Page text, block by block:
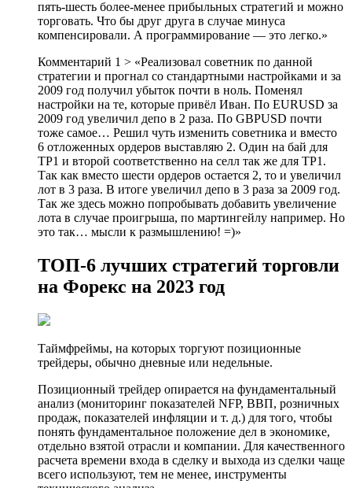
пять-шесть более-менее прибыльных стратегий и можно
торговать. Что бы друг друга в случае минуса
компенсировали. А программирование — это легко.»
Комментарий 1 > «Реализовал советник по данной
стратегии и прогнал со стандартными настройками и за
2009 год получил убыток почти в ноль. Поменял
настройки на те, которые привёл Иван. По EURUSD за
2009 год увеличил депо в 2 раза. По GBPUSD почти
тоже самое… Решил чуть изменить советника и вместо
6 отложенных ордеров выставляю 2. Один на бай для
TP1 и второй соответственно на селл так же для TP1.
Так как вместо шести ордеров остается 2, то и увеличил
лот в 3 раза. В итоге увеличил депо в 3 раза за 2009 год.
Так же здесь можно попробывать добавить увеличение
лота в случае проигрыша, по мартингейлу например. Но
это так… мысли к размышлению! =)»
ТОП-6 лучших стратегий торговли
на Форекс на 2023 год
Таймфреймы, на которых торгуют позиционные
трейдеры, обычно дневные или недельные.
Позиционный трейдер опирается на фундаментальный
анализ (мониторинг показателей NFP, ВВП, розничных
продаж, показателей инфляции и т. д.) для того, чтобы
понять фундаментальное положение дел в экономике,
отдельно взятой отрасли и компании. Для качественного
расчета времени входа в сделку и выхода из сделки чаще
всего используют, тем не менее, инструменты